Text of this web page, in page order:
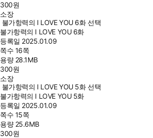
300원
소장
불가항력의 I LOVE YOU 6화 선택
불가항력의 I LOVE YOU 6화
등록일 2025.01.09
쪽수 16쪽
용량 28.1MB
300원
소장
불가항력의 I LOVE YOU 5화 선택
불가항력의 I LOVE YOU 5화
등록일 2025.01.09
쪽수 15쪽
용량 25.6MB
300원